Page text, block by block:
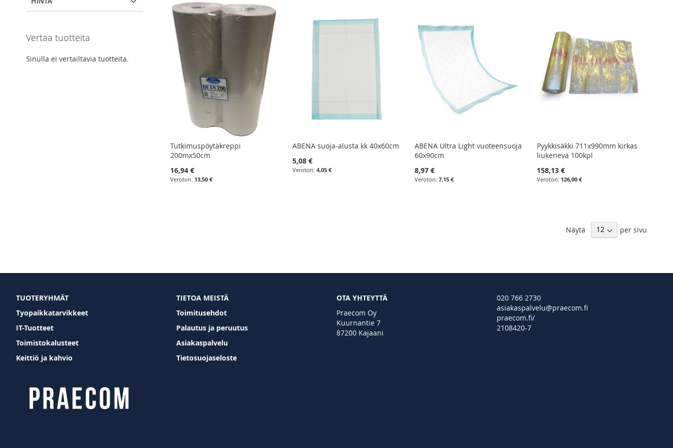
Tutkimuspöytäkreppi
200mx50cm
16,94 €
13,50 €
ABENA suoja-alusta kk 40x60cm
5,08 €
4,05 €
ABENA Ultra Light vuoteensuoja
60x90cm
8,97 €
7,15 €
Pyykkisäkki 711x990mm kirkas
liukeneva 100kpl
158,13 €
126,00 €
Näytä per sivu
Vertaa tuotteita
Sinulla ei vertailtavia tuotteita.
TUOTERYHMÄT
Tyopaikkatarvikkeet
IT-Tuotteet
Toimistokalusteet
Keittiö ja kahvio
TIETOA MEISTÄ
Toimitusehdot
Palautus ja peruutus
Asiakaspalvelu
Tietosuojaseloste
OTA YHTEYTTÄ
Praecom Oy
Kuurnantie 7
87200 Kajaani
020 766 2730
asiakaspalvelu@praecom.fi
praecom.fi/
2108420-7